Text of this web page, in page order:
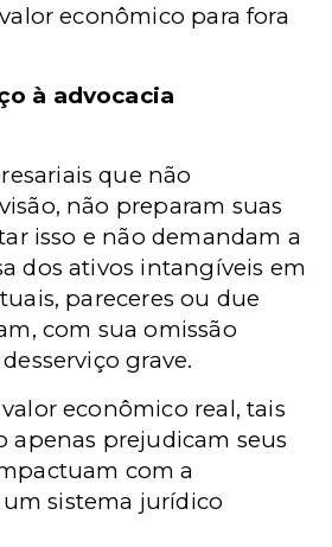
econômico para fora
à advocacia
que não
não preparam suas
isso e não demandam a
dos ativos intangíveis em
pareceres ou due
com sua omissão
grave.
econômico real, tais
apenas prejudicam seus
com a
sistema jurídico